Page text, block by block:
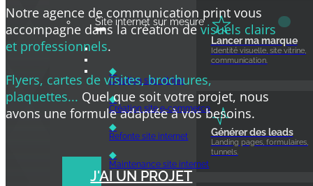
Site internet sur mesure
◆
Création site vitrine
◆
Création site e‑commerce
◆
Refonte site internet
◆
Maintenance site internet
Lancer ma marque
Identité visuelle, site vitrine,
communication.
Générer des leads
Landing pages, formulaires,
tunnels.
Notre agence de communication print vous
accompagne dans la création devisuels clairs
et professionnels.
Flyers, cartes de visites, brochures,
plaquettes... Quel que soit votre projet, nous
avons une formule adaptée à vos besoins.
J'AI UN PROJET